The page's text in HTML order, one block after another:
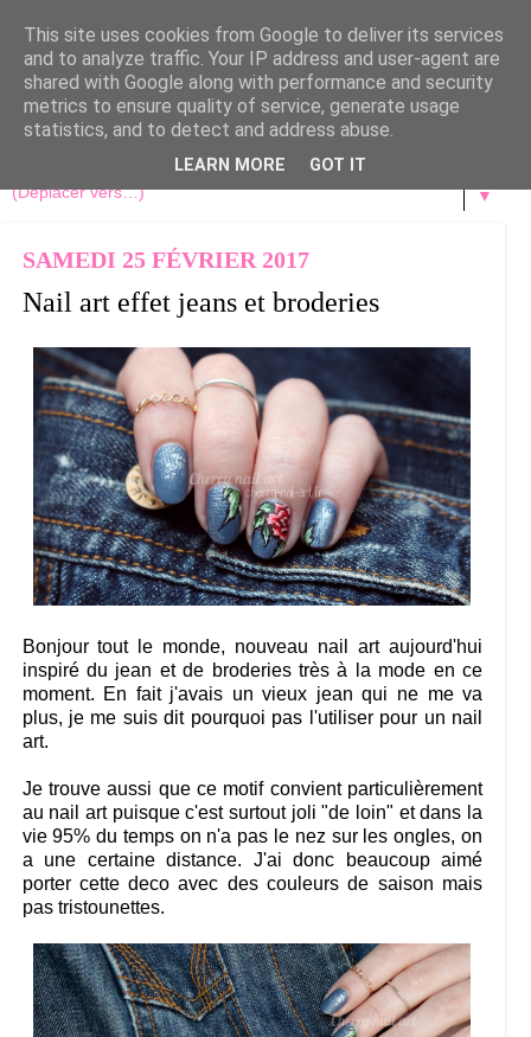
▼
SAMEDI 25 FÉVRIER 2017
Nail art effet jeans et broderies
Bonjour tout le monde, nouveau nail art aujourd'hui
inspiré du jean et de broderies très à la mode en ce
moment. En fait j'avais un vieux jean qui ne me va
plus, je me suis dit pourquoi pas l'utiliser pour un nail
art.
Je trouve aussi que ce motif convient particulièrement
au nail art puisque c'est surtout joli "de loin" et dans la
vie 95% du temps on n'a pas le nez sur les ongles, on
a une certaine distance. J'ai donc beaucoup aimé
porter cette deco avec des couleurs de saison mais
pas tristounettes.
This site uses cookies from Google to deliver its services
and to analyze traffic. Your IP address and user-agent are
shared with Google along with performance and security
metrics to ensure quality of service, generate usage
statistics, and to detect and address abuse.
LEARN MORE GOT IT